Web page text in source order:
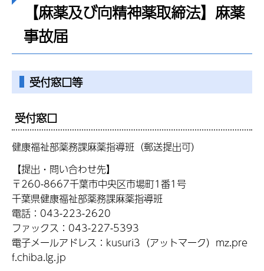
【麻薬及び向精神薬取締法】麻薬
事故届
受付窓口等
受付窓口
健康福祉部薬務課麻薬指導班（郵送提出可）
【提出・問い合わせ先】
〒260-8667千葉市中央区市場町1番1号
千葉県健康福祉部薬務課麻薬指導班
電話：043-223-2620
ファックス：043-227-5393
電子メールアドレス：kusuri3（アットマーク）mz.pre
f.chiba.lg.jp